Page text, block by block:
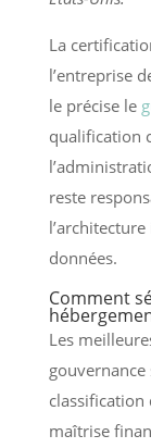
La
l’entreprise
le précise le
qualification
reste
données.
Comment
Les
classification
maîtrise